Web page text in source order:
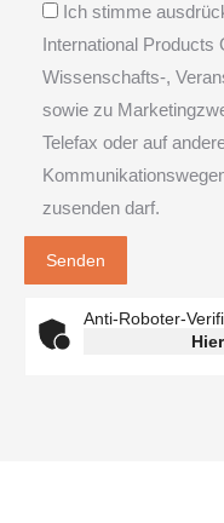
Ich stimme
International
Wissenschafts-,
sowie zu
Telefax oder auf
zusenden darf.
Anti-Roboter-